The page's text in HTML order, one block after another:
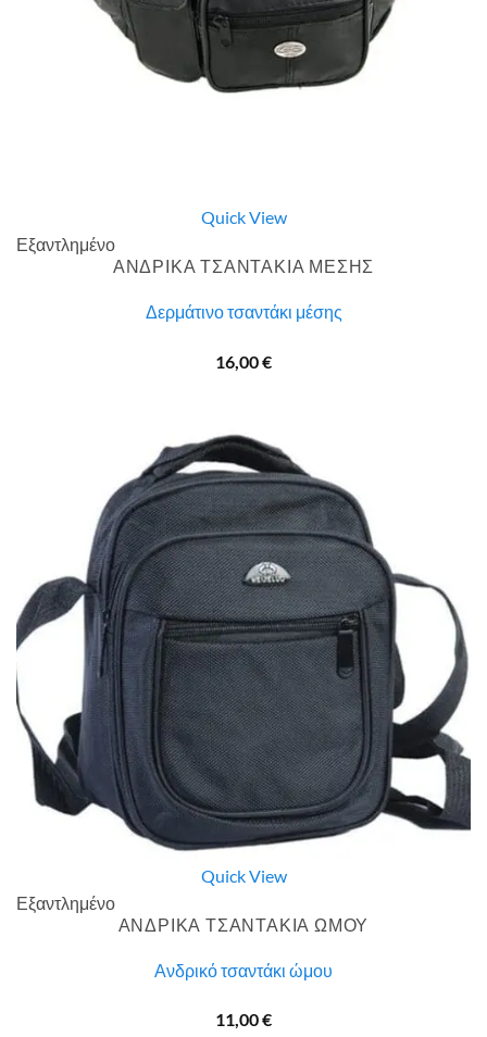
Quick View
Εξαντλημένο
ΑΝΔΡΙΚΑ ΤΣΑΝΤΑΚΙΑ ΜΕΣΗΣ
Δερμάτινο τσαντάκι μέσης
16,00€
Quick View
Εξαντλημένο
ΑΝΔΡΙΚΑ ΤΣΑΝΤΑΚΙΑ ΩΜΟΥ
Ανδρικό τσαντάκι ώμου
11,00€